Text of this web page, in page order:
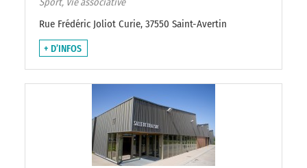
Sport, Vie associative
Rue Frédéric Joliot Curie, 37550 Saint-Avertin
+ D’INFOS